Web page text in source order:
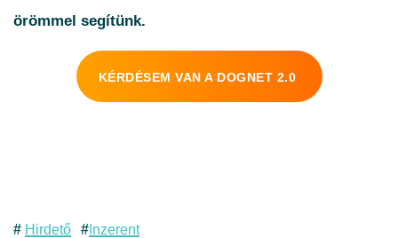
örömmel segítünk.
KÉRDÉSEM VAN A DOGNET 2.0
Hirdető Inzerent